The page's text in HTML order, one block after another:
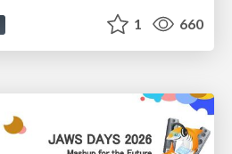
1 660